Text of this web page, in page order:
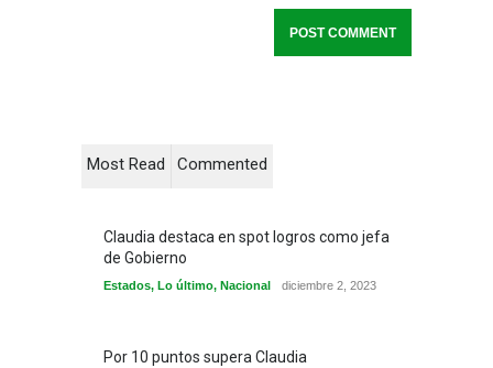
Most Read Commented
Claudia destaca en spot logros como jefa
de Gobierno
Estados, Lo último, Nacional diciembre 2, 2023
Por 10 puntos supera Claudia